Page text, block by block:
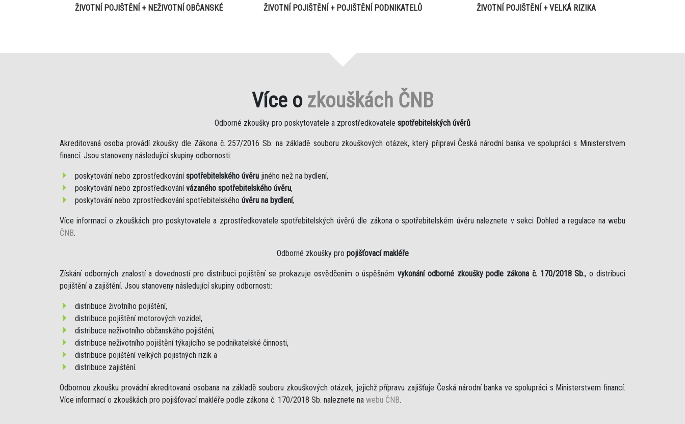
ŽIVOTNÍ POJIŠTĚNÍ + NEŽIVOTNÍ OBČANSKÉ ŽIVOTNÍ POJIŠTĚNÍ + POJIŠTĚNÍ PODNIKATELŮ ŽIVOTNÍ POJIŠTĚNÍ + VELKÁ RIZIKA
Více o zkouškách ČNB
Odborné zkoušky pro poskytovatele a zprostředkovatele spotřebitelských úvěrů
Akreditovaná osoba provádí zkoušky dle Zákona č. 257/2016 Sb. na základě souboru zkouškových otázek, který připraví Česká národní banka ve spolupráci s Ministerstvem
financí. Jsou stanoveny následující skupiny odbornosti:
poskytování nebo zprostředkováníspotřebitelského úvěru jiného než na bydlení,
poskytování nebo zprostředkovánívázaného spotřebitelského úvěru,
poskytování nebo zprostředkování spotřebitelského úvěru na bydlení,
Více informací o zkouškách pro poskytovatele a zprostředkovatele spotřebitelských úvěrů dle zákona o spotřebitelském úvěru naleznete v sekci Dohled a regulace na webu
ČNB.
Odborné zkoušky pro pojišťovací makléře
Získání odborných znalostí a dovedností pro distribuci pojištění se prokazuje osvědčením o úspěšnémvykonání odborné zkoušky podle zákona č. 170/2018 Sb., o distribuci
pojištění a zajištění. Jsou stanoveny následující skupiny odbornosti:
distribuce životního pojištění,
distribuce pojištění motorových vozidel,
distribuce neživotního občanského pojištění,
distribuce neživotního pojištění týkajícího se podnikatelské činnosti,
distribuce pojištění velkých pojistných rizik a
distribuce zajištění.
Odbornou zkoušku provádní akreditovaná osobana na základě souboru zkouškových otázek, jejichž přípravu zajišťuje Česká národní banka ve spolupráci s Ministerstvem financí.
Více informací o zkouškách pro pojišťovací makléře podle zákona č. 170/2018 Sb. naleznete na webu ČNB.